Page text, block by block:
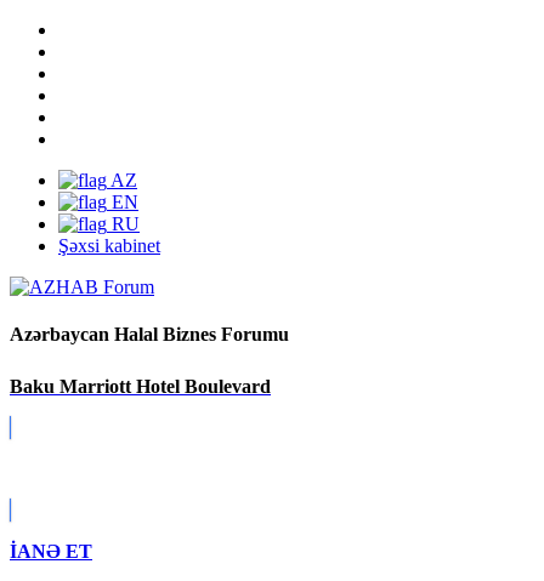
AZ
EN
RU
Şəxsi kabinet
Azərbaycan Halal Biznes Forumu
Baku Marriott Hotel Boulevard
İANƏ ET